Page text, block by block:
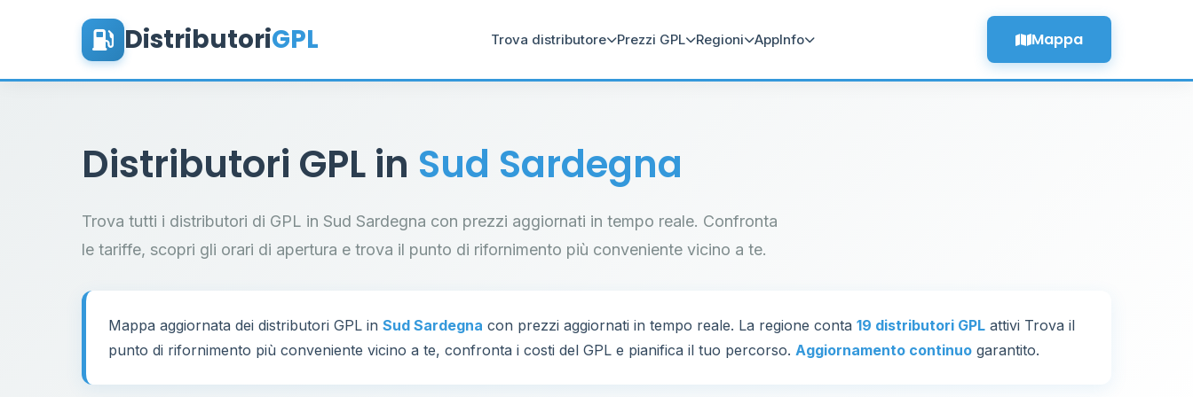
DistributoriGPL Trova distributore Prezzi GPL Regioni AppInfo Mappa
Distributori GPL in Sud Sardegna
Trova tutti i distributori di GPL in Sud Sardegna con prezzi aggiornati in tempo reale. Confronta
le tariffe, scopri gli orari di apertura e trova il punto di rifornimento più conveniente vicino a te.
Mappa aggiornata dei distributori GPL in Sud Sardegna con prezzi aggiornati in tempo reale. La regione conta 19 distributori GPL attivi Trova il
punto di rifornimento più conveniente vicino a te, confronta i costi del GPL e pianifica il tuo percorso. Aggiornamento continuo garantito.